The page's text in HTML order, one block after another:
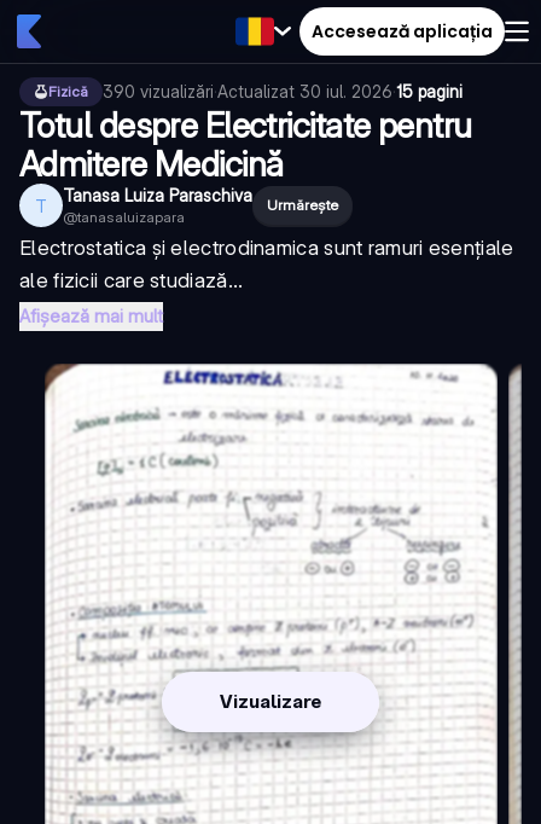
Accesează aplicația
Fizică 390 vizualizări·Actualizat 30 iul. 2026·15 pagini
Totul despre Electricitate pentru
Admitere Medicină
T Tanasa Luiza Paraschiva
@tanasaluizapara
Urmărește
Electrostatica și electrodinamica sunt ramuri esențiale
ale fizicii care studiază...
Afișează mai mult
Vizualizare